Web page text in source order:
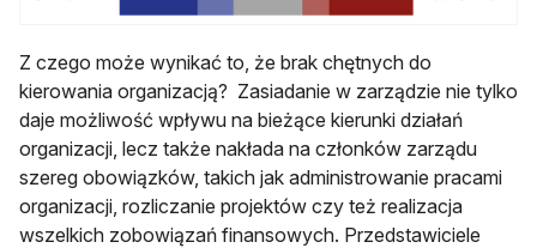
Z czego może wynikać to, że brak chętnych do
kierowania organizacją? Zasiadanie w zarządzie nie tylko
daje możliwość wpływu na bieżące kierunki działań
organizacji, lecz także nakłada na członków zarządu
szereg obowiązków, takich jak administrowanie pracami
organizacji, rozliczanie projektów czy też realizacja
wszelkich zobowiązań finansowych. Przedstawiciele